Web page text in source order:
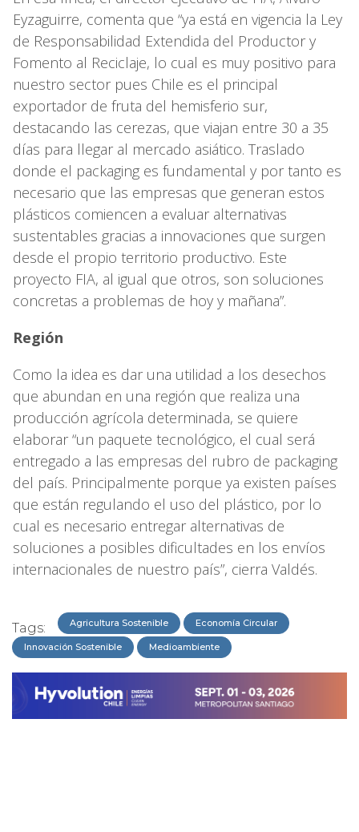
Eyzaguirre, comenta que “ya está en vigencia la Ley
de Responsabilidad Extendida del Productor y
Fomento al Reciclaje, lo cual es muy positivo para
nuestro sector pues Chile es el principal
exportador de fruta del hemisferio sur,
destacando las cerezas, que viajan entre 30 a 35
días para llegar al mercado asiático. Traslado
donde el packaging es fundamental y por tanto es
necesario que las empresas que generan estos
plásticos comiencen a evaluar alternativas
sustentables gracias a innovaciones que surgen
desde el propio territorio productivo. Este
proyecto FIA, al igual que otros, son soluciones
concretas a problemas de hoy y mañana”.
Región
Como la idea es dar una utilidad a los desechos
que abundan en una región que realiza una
producción agrícola determinada, se quiere
elaborar “un paquete tecnológico, el cual será
entregado a las empresas del rubro de packaging
del país. Principalmente porque ya existen países
que están regulando el uso del plástico, por lo
cual es necesario entregar alternativas de
soluciones a posibles dificultades en los envíos
internacionales de nuestro país”, cierra Valdés.
Tags: Agricultura Sostenible Economía Circular
Innovación Sostenible Medioambiente